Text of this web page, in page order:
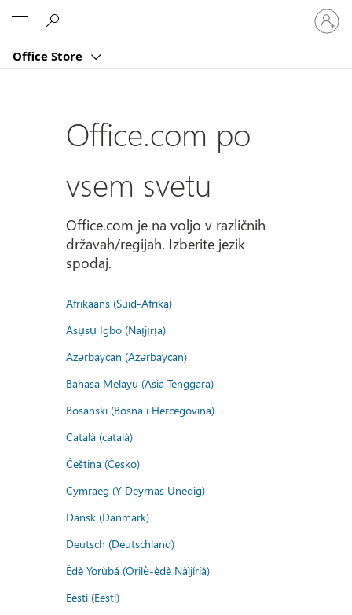
Office Store
Vpišite
se
v
račun
Office.com po
vsem svetu
Office.com je na voljo v različnih
državah/regijah. Izberite jezik
spodaj.
Afrikaans (Suid-Afrika)
Asụsụ Igbo (Naịjịrịa)
Azərbaycan (Azərbaycan)
Bahasa Melayu (Asia Tenggara)
Bosanski (Bosna i Hercegovina)
Català (català)
Čeština (Česko)
Cymraeg (Y Deyrnas Unedig)
Dansk (Danmark)
Deutsch (Deutschland)
Èdè Yorùbá (Orilẹ̀-èdè Nàìjíríà)
Eesti (Eesti)